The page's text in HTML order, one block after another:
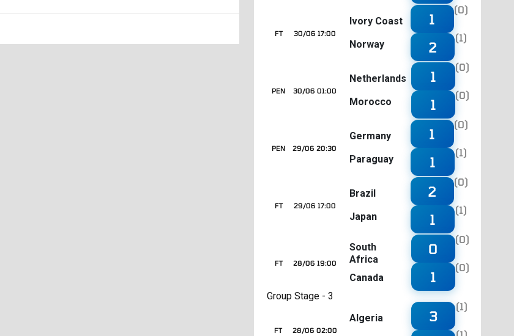
30/06 17:00
FT
Ivory Coast
Norway
1
(0)
2
(1)
30/06 01:00
PEN
Netherlands
Morocco
1
(0)
1
(0)
29/06 20:30
PEN
Germany
Paraguay
1
(0)
1
(1)
29/06 17:00
FT
Brazil
Japan
2
(0)
1
(1)
28/06 19:00
FT
South
Africa
Canada
0
(0)
1
(0)
Group Stage - 3
28/06 02:00
FT
Algeria
3
(1)